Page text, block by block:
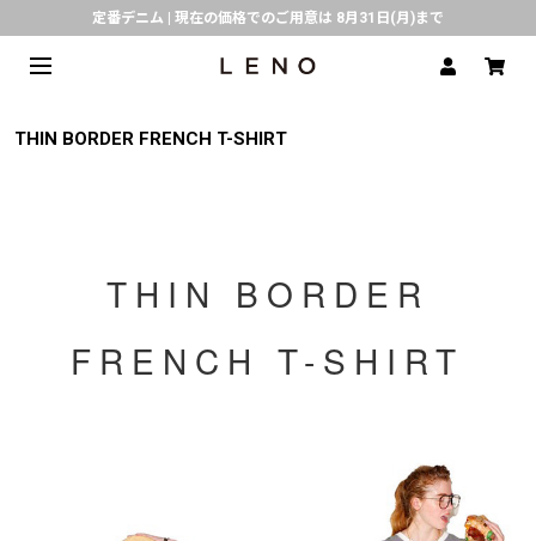
定番デニム | 現在の価格でのご用意は 8月31日(月)まで
熊本県で発生した地震の影響による配送遅延について
THIN BORDER FRENCH T-SHIRT
THIN BORDER
FRENCH T-SHIRT